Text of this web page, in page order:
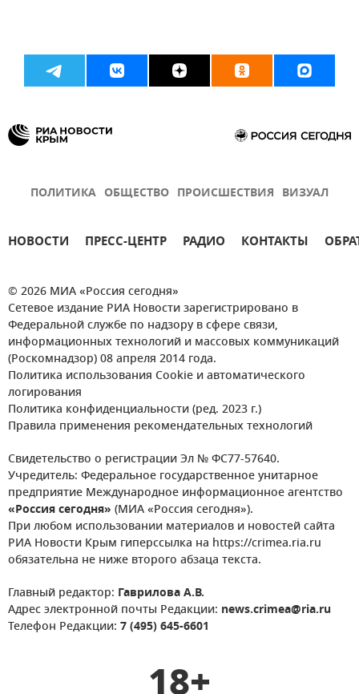
ПОЛИТИКА ОБЩЕСТВО ПРОИСШЕСТВИЯ ВИЗУАЛ
НОВОСТИ ПРЕСС-ЦЕНТР РАДИО КОНТАКТЫ
© 2026 МИА «Россия сегодня»
Сетевое издание РИА Новости зарегистрировано в
Федеральной службе по надзору в сфере связи,
информационных технологий и массовых коммуникаций
(Роскомнадзор) 08 апреля 2014 года.
Политика использования Cookie и автоматического
логирования
Политика конфиденциальности (ред. 2023 г.)
Правила применения рекомендательных технологий
Свидетельство о регистрации Эл № ФС77-57640.
Учредитель: Федеральное государственное унитарное
предприятие Международное информационное агентство
«Россия сегодня» (МИА «Россия сегодня»).
При любом использовании материалов и новостей сайта
РИА Новости Крым гиперссылка на https://crimea.ria.ru
обязательна не ниже второго абзаца текста.
Главный редактор: Гаврилова А.В.
Адрес электронной почты Редакции: news.crimea@ria.ru
Телефон Редакции: 7 (495) 645-6601